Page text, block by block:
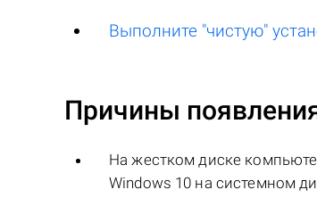
Выполните "чистую"
Причины
На жестком диске
Windows 10 на системном